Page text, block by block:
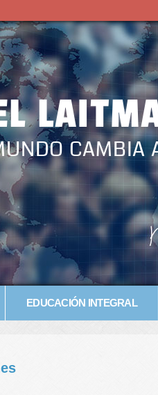
CAMBIA
EDUCACIÓN INTEGRAL